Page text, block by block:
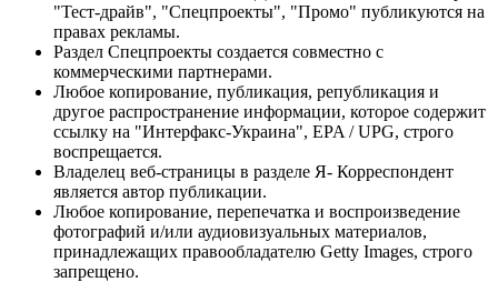
"Тест-драйв", "Спецпроекты", "Промо" публикуются на
правах рекламы.
Раздел Спецпроекты создается совместно с
коммерческими партнерами.
Любое копирование, публикация, републикация и
другое распространение информации, которое содержит
ссылку на "Интерфакс-Украина", EPA / UPG, строго
воспрещается.
Владелец веб-страницы в разделе Я- Корреспондент
является автор публикации.
Любое копирование, перепечатка и воспроизведение
фотографий и/или аудиовизуальных материалов,
принадлежащих правообладателю Getty Images, строго
запрещено.